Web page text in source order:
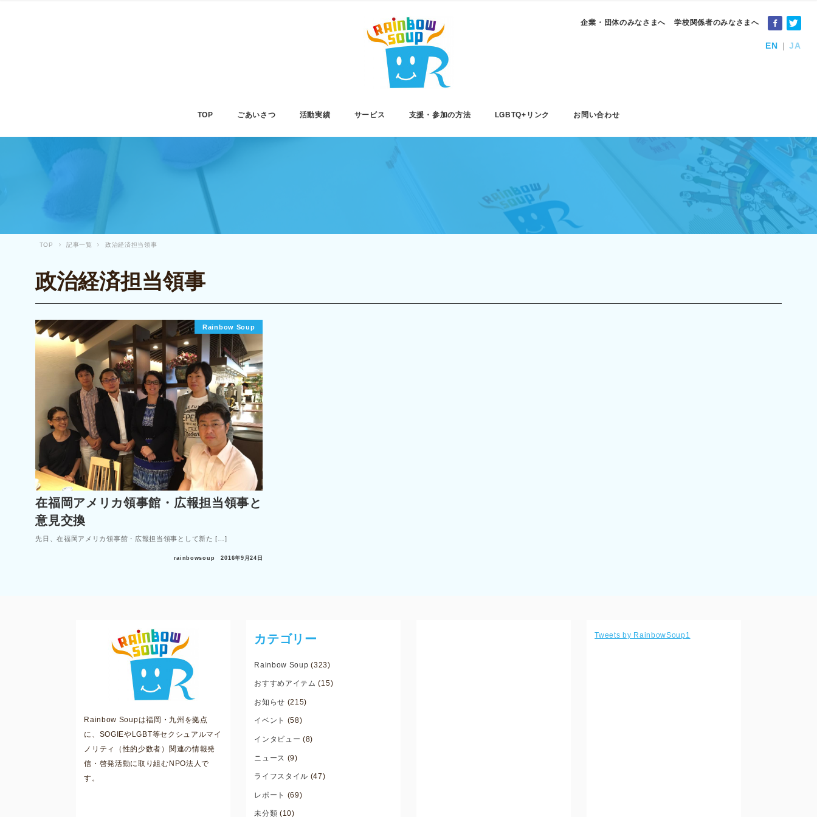
企業・団体のみなさまへ 学校関係者のみなさまへ
EN JA
TOP ごあいさつ 活動実績 サービス 支援・参加の方法 LGBTQ+リンク お問い合わせ
TOP 記事一覧 政治経済担当領事
政治経済担当領事
Rainbow Soup
在福岡アメリカ領事館・広報担当領事と
意見交換
先日、在福岡アメリカ領事館・広報担当領事として新た […]
rainbowsoup 2016年9月24日
Rainbow Soupは福岡・九州を拠点
に、SOGIEやLGBT等セクシュアルマイ
ノリティ（性的少数者）関連の情報発
信・啓発活動に取り組むNPO法人で
す。
カテゴリー
Rainbow Soup (323)
おすすめアイテム (15)
お知らせ (215)
イベント (58)
インタビュー (8)
ニュース (9)
ライフスタイル (47)
レポート (69)
未分類 (10)
Tweets by RainbowSoup1